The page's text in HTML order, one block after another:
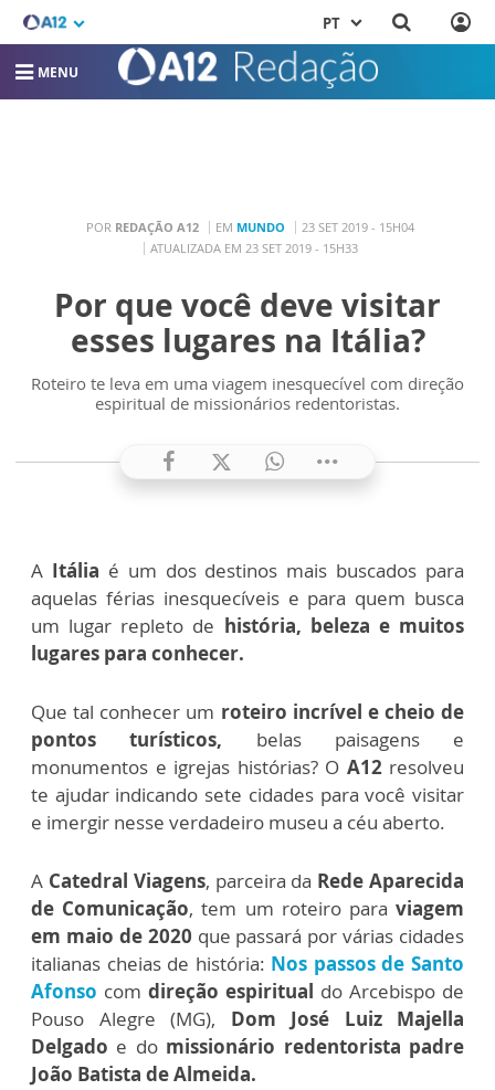
PT
MENU
POR REDAÇÃO A12 EM MUNDO
23 SET 2019 - 15H04
ATUALIZADA EM 23 SET 2019 - 15H33
Por que você deve visitar
esses lugares na Itália?
Roteiro te leva em uma viagem inesquecível com direção
espiritual de missionários redentoristas.
A Itália é um dos destinos mais buscados para
aquelas férias inesquecíveis e para quem busca
um lugar repleto de história, beleza e muitos
lugares para conhecer.
Que tal conhecer um roteiro incrível e cheio de
pontos turísticos, belas paisagens e
monumentos e igrejas histórias? O A12resolveu
te ajudar indicando sete cidades para você visitar
e imergir nesse verdadeiro museu a céu aberto.
A Catedral Viagens, parceira da Rede Aparecida
de Comunicação, tem um roteiro paraviagem
em maio de 2020 que passará por várias cidades
italianas cheias de história: Nos passos de Santo
Afonso com direção espiritual do Arcebispo de
Pouso Alegre (MG), Dom José Luiz Majella
Delgado e do missionário redentorista padre
João Batista de Almeida.